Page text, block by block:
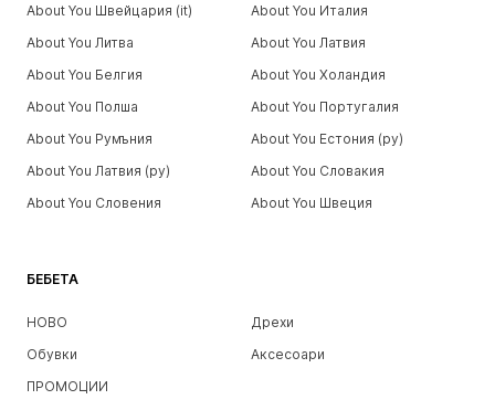
БЕБЕТА
НОВО
Дрехи
Обувки
Аксесоари
ПРОМОЦИИ
About You Швейцария (it)
About You Италия
About You Литва
About You Латвия
About You Белгия
About You Холандия
About You Полша
About You Португалия
About You Румъния
About You Естония (ру)
About You Латвия (ру)
About You Словакия
About You Словения
About You Швеция